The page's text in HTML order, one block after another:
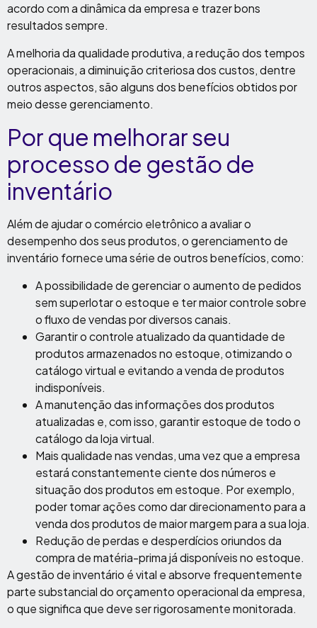
acordo com a dinâmica da empresa e trazer bons
resultados sempre.
A melhoria da qualidade produtiva, a redução dos tempos
operacionais, a diminuição criteriosa dos custos, dentre
outros aspectos, são alguns dos benefícios obtidos por
meio desse gerenciamento.
Por que melhorar seu
processo de gestão de
inventário
Além de ajudar o comércio eletrônico a avaliar o
desempenho dos seus produtos, o gerenciamento de
inventário fornece uma série de outros benefícios, como:
A possibilidade de gerenciar o aumento de pedidos
sem superlotar o estoque e ter maior controle sobre
o fluxo de vendas por diversos canais.
Garantir o controle atualizado da quantidade de
produtos armazenados no estoque, otimizando o
catálogo virtual e evitando a venda de produtos
indisponíveis.
A manutenção das informações dos produtos
atualizadas e, com isso, garantir estoque de todo o
catálogo da loja virtual.
Mais qualidade nas vendas, uma vez que a empresa
estará constantemente ciente dos números e
situação dos produtos em estoque. Por exemplo,
poder tomar ações como dar direcionamento para a
venda dos produtos de maior margem para a sua loja.
Redução de perdas e desperdícios oriundos da
compra de matéria-prima já disponíveis no estoque.
A gestão de inventário é vital e absorve frequentemente
parte substancial do orçamento operacional da empresa,
o que significa que deve ser rigorosamente monitorada.